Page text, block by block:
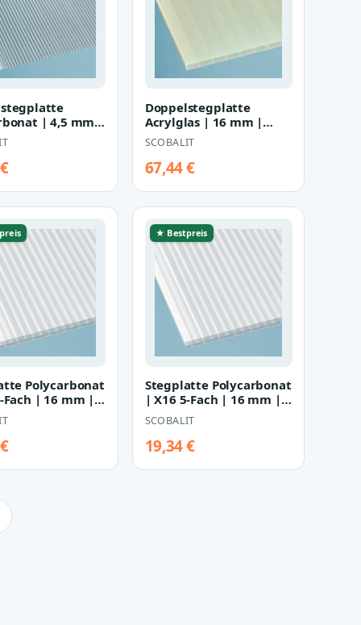
| 4,5 mm |
Doppelstegplatte
Acrylglas | 16 mm |
Climablue | Breite 980
mm
SCOBALIT
67,44 €
Polycarbonat
Fach | 16 mm |
mm | opal-
★ Bestpreis
Stegplatte Polycarbonat
| X16 5-Fach | 16 mm |
Breite 1200 mm | opal-
w…
SCOBALIT
19,34 €